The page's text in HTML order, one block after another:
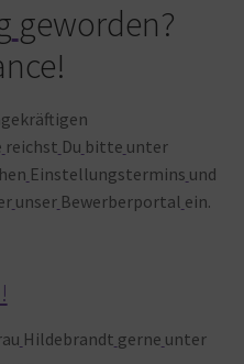
geworden?
reichst Du bitte unter
Einstellungstermins und
unser Bewerberportal ein.
Hildebrandt gerne unter